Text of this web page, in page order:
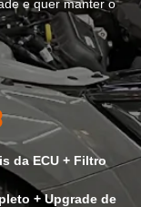
e quer manter o
da ECU + Filtro
+ Upgrade de